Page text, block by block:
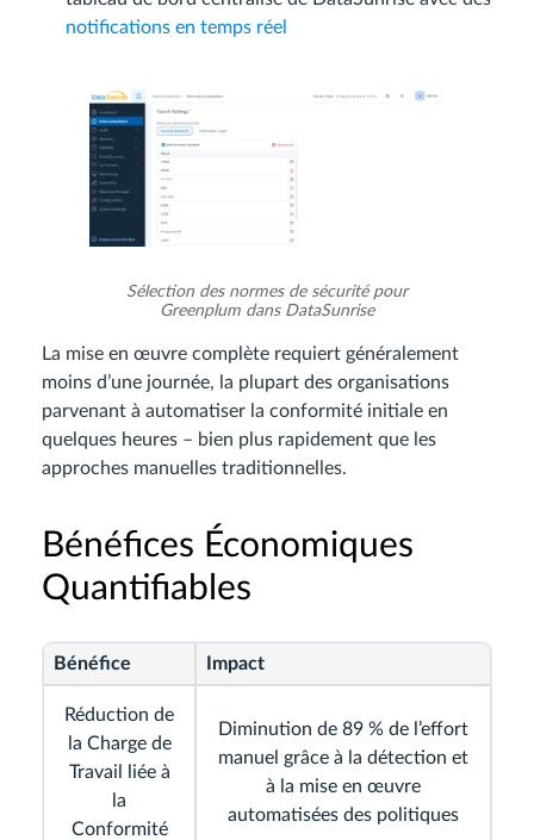
notifications en temps réel
Sélection des normes de sécurité pour
Greenplum dans DataSunrise
La mise en œuvre complète requiert généralement
moins d’une journée, la plupart des organisations
parvenant à automatiser la conformité initiale en
quelques heures – bien plus rapidement que les
approches manuelles traditionnelles.
Bénéfices Économiques
Quantifiables
Bénéfice Impact
Réduction de
la Charge de
Travail liée à
la
Conformité
Diminution de 89 % de l’effort
manuel grâce à la détection et
à la mise en œuvre
automatisées des politiques